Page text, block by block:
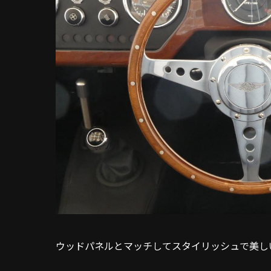
ウッドパネルとマッチしてスタイリッシュで美